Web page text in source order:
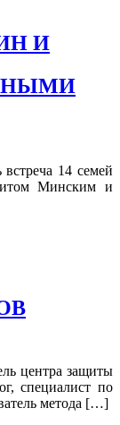
И
встреча 14 семей
Минским и
центра защиты
специалист по
метода […]